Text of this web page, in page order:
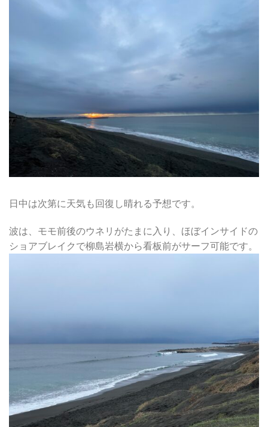
日中は次第に天気も回復し晴れる予想です。
波は、モモ前後のウネリがたまに入り、ほぼインサイドの
ショアブレイクで柳島岩横から看板前がサーフ可能です。